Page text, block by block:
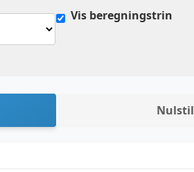
Vis beregningstrin
Nulstil